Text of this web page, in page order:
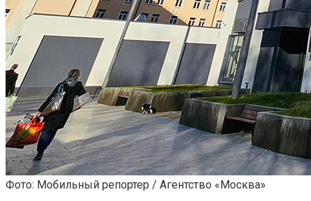
Фото: Мобильный репортер / Агентство «Москва»